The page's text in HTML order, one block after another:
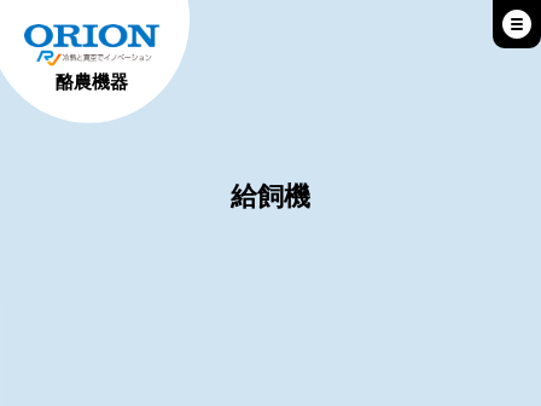
酪農機器
給飼機